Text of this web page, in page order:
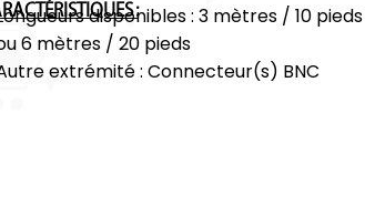
:
disponibles : 3 mètres / 10 pieds
6 mètres / 20 pieds
extrémité : Connecteur(s) BNC